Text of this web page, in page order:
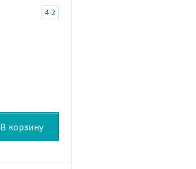
4-2
В корзину